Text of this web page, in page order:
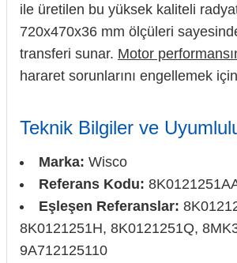
ile üretilen bu yüksek kaliteli
720x470x36 mm ölçüleri
transferi sunar. Motor
hararet sorunlarını engellemek
Teknik Bilgiler ve
Marka: Wisco
Referans Kodu:
Eşleşen Referanslar:
8K0121251H, 8K0121251Q,
9A712125110